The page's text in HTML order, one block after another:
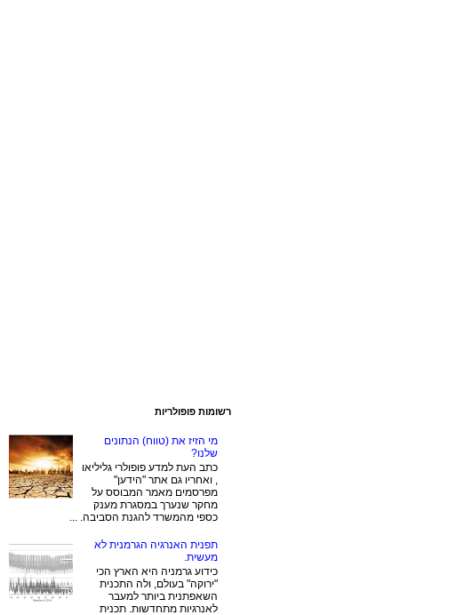
רשומות פופולריות
מי הזיז את (טווח) הנתונים
שלנו?
כתב העת למדע פופולרי גליליאו
, ואחריו גם אתר "הידען"
מפרסמים מאמר המבוסס על
מחקר שנערך במסגרת מענק
כספי מהמשרד להגנת הסביבה. ...
תפנית האנרגיה הגרמנית לא
מעשית.
כידוע גרמניה היא הארץ הכי
"ירוקה" בעולם, ולה התכנית
השאפתנית ביותר למעבר
לאנרגיות מתחדשות. תכנית